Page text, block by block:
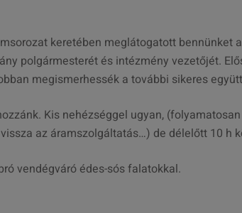
keretében meglátogatott bennünket
polgármesterét és intézmény vezetőjét.
megismerhessék a további sikeres
Kis nehézséggel ugyan,
az áramszolgáltatás…) de délelőtt 10 h
vendégváró édes-sós falatokkal.